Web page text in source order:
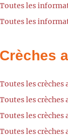
Toutes les
Toutes les
Crèches
Toutes les crèches
Toutes les crèches
Toutes les
Toutes les